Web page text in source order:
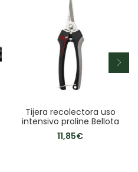
Tijera recolectora uso
intensivo proline Bellota
11,85€